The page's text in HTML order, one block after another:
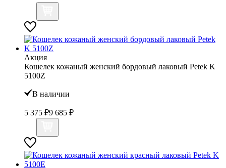
Акция
Кошелек кожаный женский бордовый лаковый Petek K
5100Z
В наличии
5 375 ₽9 685 ₽